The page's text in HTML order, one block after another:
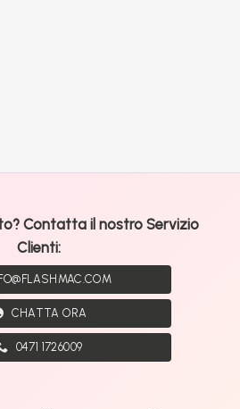
Contatta il nostro Servizio
Clienti:
CHATTA ORA
0471 1726009